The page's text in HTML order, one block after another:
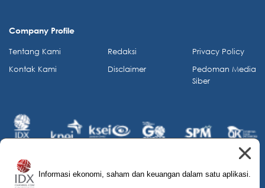
Informasi ekonomi, saham dan keuangan dalam satu aplikasi.
Company Profile
Tentang Kami
Kontak Kami
Redaksi
Disclaimer
Privacy Policy
Pedoman Media
Siber
© 2026 IDX Channel. All Rights Reserved.